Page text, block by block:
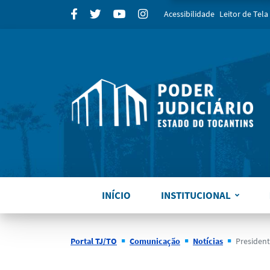
para
FacebookTwitter YoutubeInstagram
Acessibilidade Leitor de Tela
INÍCIO INSTITUCIONAL
Portal TJ/TO Comunicação Notícias Presidente do TJTO